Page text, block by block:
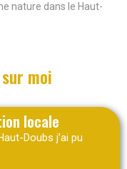
nature dans le Haut-
moi
locale
Doubs j’ai pu